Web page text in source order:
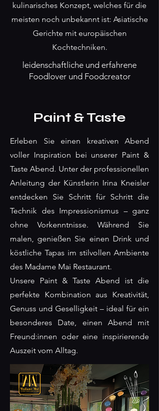
kulinarisches Konzept, welches für die
meisten noch unbekannt ist: Asiatische
Gerichte mit europäischen
Kochtechniken.
leidenschaftliche und erfahrene
Foodlover und Foodcreator
Paint & Taste
Erleben Sie einen kreativen Abend
voller Inspiration bei unserer Paint &
Taste Abend. Unter der professionellen
Anleitung der Künstlerin Irina Kneisler
entdecken Sie Schritt für Schritt die
Technik des Impressionismus – ganz
ohne Vorkenntnisse. Während Sie
malen, genießen Sie einen Drink und
köstliche Tapas im stilvollen Ambiente
des Madame Mai Restaurant.
Unsere Paint & Taste Abend ist die
perfekte Kombination aus Kreativität,
Genuss und Geselligkeit – ideal für ein
besonderes Date, einen Abend mit
Freund:innen oder eine inspirierende
Auszeit vom Alltag.